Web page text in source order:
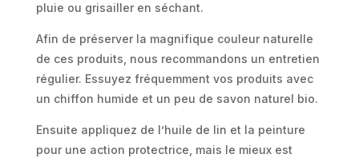
pluie ou grisailler en séchant.
Afin de préserver la magnifique couleur naturelle
de ces produits, nous recommandons un entretien
régulier. Essuyez fréquemment vos produits avec
un chiffon humide et un peu de savon naturel bio.
Ensuite appliquez de l’huile de lin et la peinture
pour une action protectrice, mais le mieux est